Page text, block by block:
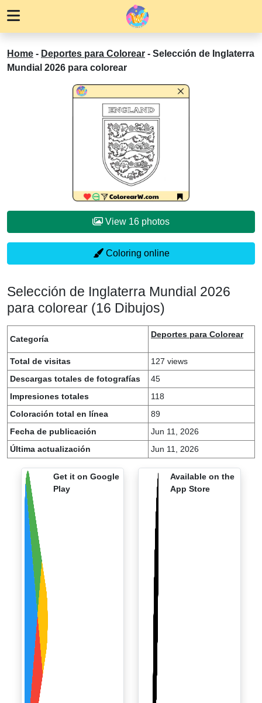
Home - Deportes para Colorear - Selección de Inglaterra
Mundial 2026 para colorear
View 16 photos
Coloring online
Selección de Inglaterra Mundial 2026
para colorear (16 Dibujos)
Categoría Deportes para Colorear
Total de visitas
127 views
Descargas totales de fotografías
45
Impresiones totales
118
Coloración total en línea
89
Fecha de publicación
Jun 11, 2026
Última actualización
Jun 11, 2026
Get it on Google
Play
Available on the
App Store